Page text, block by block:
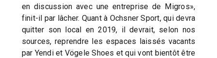
en discussion avec une entreprise de Migros»,
finit-il par lâcher. Quant à Ochsner Sport, qui devra
quitter son local en 2019, il devrait, selon nos
sources, reprendre les espaces laissés vacants
par Yendi et Vögele Shoes et qui vont bientôt être